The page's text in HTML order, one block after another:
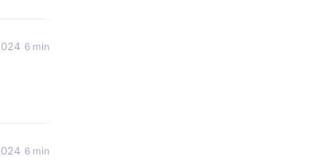
6 min
6 min